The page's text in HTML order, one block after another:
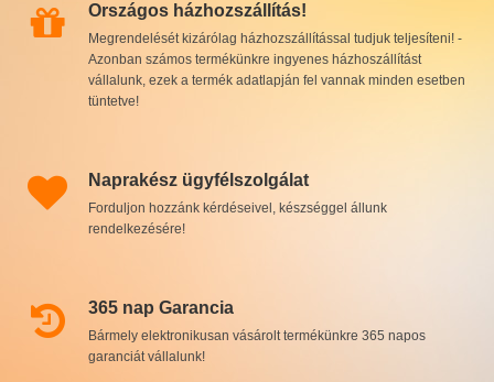
Országos házhozszállítás!
Megrendelését kizárólag házhozszállítással tudjuk teljesíteni! -
Azonban számos termékünkre ingyenes házhoszállítást
vállalunk, ezek a termék adatlapján fel vannak minden esetben
tüntetve!
Naprakész ügyfélszolgálat
Forduljon hozzánk kérdéseivel, készséggel állunk
rendelkezésére!
365 nap Garancia
Bármely elektronikusan vásárolt termékünkre 365 napos
garanciát vállalunk!